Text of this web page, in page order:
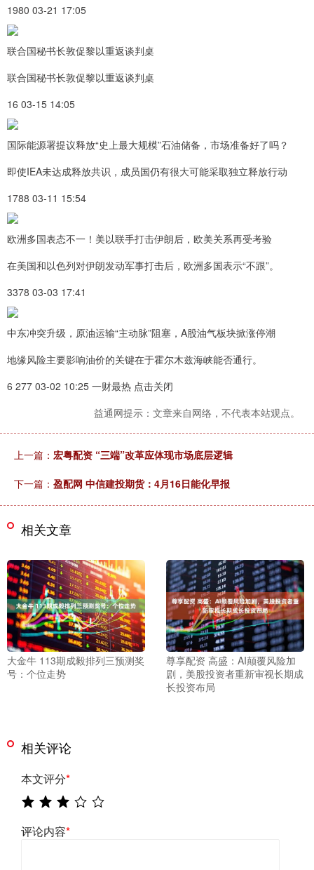
1980 03-21 17:05
联合国秘书长敦促黎以重返谈判桌
联合国秘书长敦促黎以重返谈判桌
16 03-15 14:05
国际能源署提议释放“史上最大规模”石油储备，市场准备好了吗？
即使IEA未达成释放共识，成员国仍有很大可能采取独立释放行动
1788 03-11 15:54
欧洲多国表态不一！美以联手打击伊朗后，欧美关系再受考验
在美国和以色列对伊朗发动军事打击后，欧洲多国表示“不跟”。
3378 03-03 17:41
中东冲突升级，原油运输“主动脉”阻塞，A股油气板块掀涨停潮
地缘风险主要影响油价的关键在于霍尔木兹海峡能否通行。
6 277 03-02 10:25 一财最热 点击关闭
益通网提示：文章来自网络，不代表本站观点。
上一篇： 宏粤配资 “三端”改革应体现市场底层逻辑
下一篇： 盈配网 中信建投期货：4月16日能化早报
相关文章
大金牛 113期成毅排列三预测奖
号：个位走势
尊享配资 高盛：AI颠覆风险加
剧，美股投资者重新审视长期成
长投资布局
相关评论
本文评分*
评论内容*